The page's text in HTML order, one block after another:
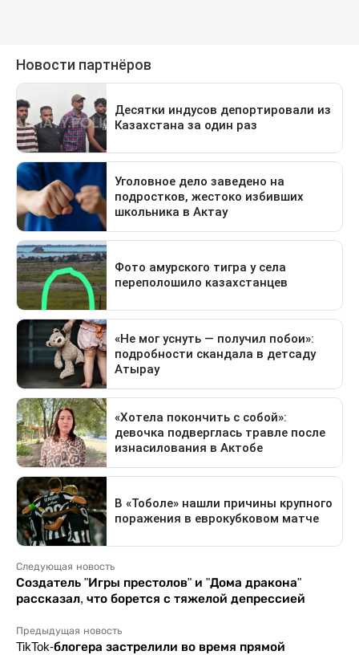
Следующая новость
Создатель "Игры престолов" и "Дома дракона"
рассказал, что борется с тяжелой депрессией
Предыдущая новость
TikTok-блогера застрелили во время прямой